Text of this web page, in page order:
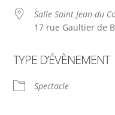
Salle Saint Jean du
17 rue Gaultier de
TYPE D’ÉVÈNEMENT
Spectacle